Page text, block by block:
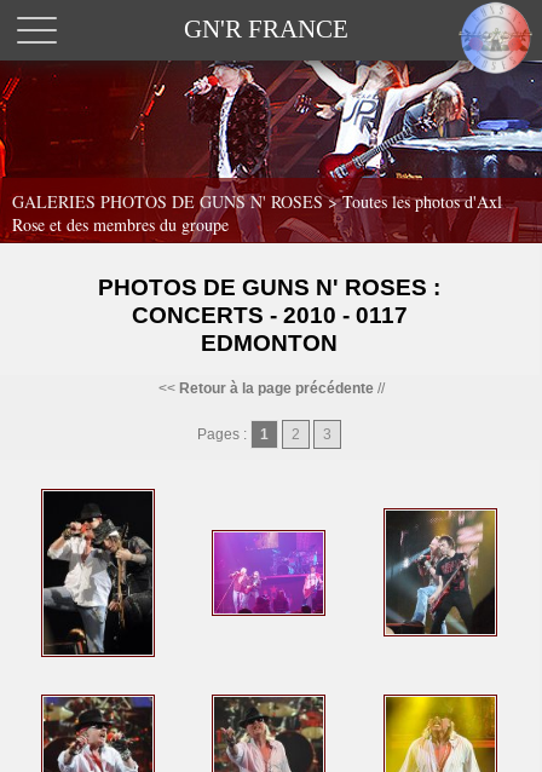
GN'R FRANCE
GALERIES PHOTOS DE GUNS N' ROSES >Toutes les photos d'Axl
Rose et des membres du groupe
PHOTOS DE GUNS N' ROSES :
CONCERTS - 2010 - 0117
EDMONTON
<< Retour à la page précédente//
Pages : 1 2 3